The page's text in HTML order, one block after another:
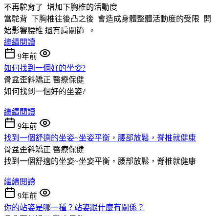
不再駝背了 增加下胸椎的活動度
當駝背 下胸椎往後凸之後 會造成身體整體活動度的受限 開
始影響腰椎 還有肩關節 。
繼續閱讀
9年前
如何找到一個好的坐姿?
骨盆歪斜矯正 醫療保健
如何找到一個好的坐姿?
繼續閱讀
9年前
找到一個舒適的坐姿~坐姿平衡，腰部放鬆，脊椎就健康
骨盆歪斜矯正 醫療保健
找到一個舒適的坐姿~坐姿平衡，腰部放鬆，脊椎就健康
繼續閱讀
9年前
你的站姿是哪一種？站姿跟什麼有關係？